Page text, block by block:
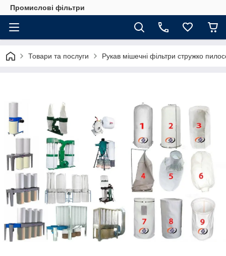
Промислові фільтри
Товари та послуги Рукав мішечні фільтри стружко